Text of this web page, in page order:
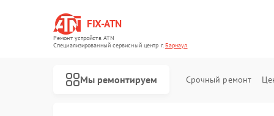
FIX-ATN
Ремонт устройств ATN
Специализированный cервисный центр г.Барнаул
Мы ремонтируем Срочный ремонт